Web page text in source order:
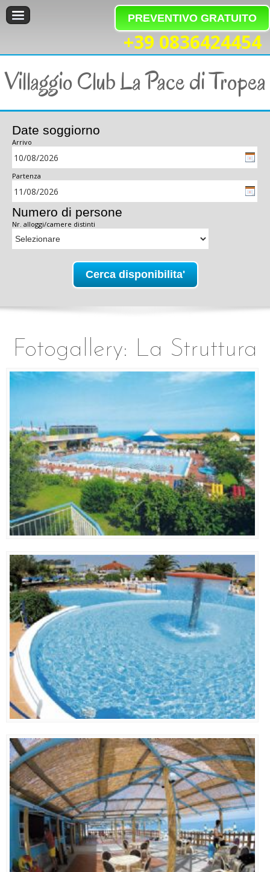
PREVENTIVO GRATUITO
+39 0836424454
Villaggio Club La Pace di Tropea
Date soggiorno
Arrivo
Partenza
Numero di persone
Nr. alloggi/camere distinti
Fotogallery: La Struttura